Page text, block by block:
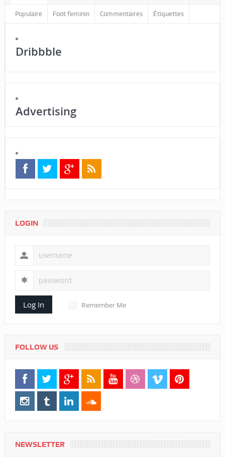
Populaire Foot feminin Commentaires Étiquettes
Dribbble
Advertising
LOGIN
Log In Remember Me
FOLLOW US
NEWSLETTER